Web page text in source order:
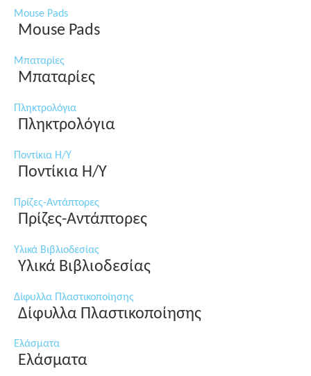
Mouse Pads
Mouse Pads
Μπαταρίες
Μπαταρίες
Πληκτρολόγια
Πληκτρολόγια
Ποντίκια Η/Υ
Ποντίκια Η/Υ
Πρίζες-Αντάπτορες
Πρίζες-Αντάπτορες
Υλικά Βιβλιοδεσίας
Υλικά Βιβλιοδεσίας
Δίφυλλα Πλαστικοποίησης
Δίφυλλα Πλαστικοποίησης
Ελάσματα
Ελάσματα